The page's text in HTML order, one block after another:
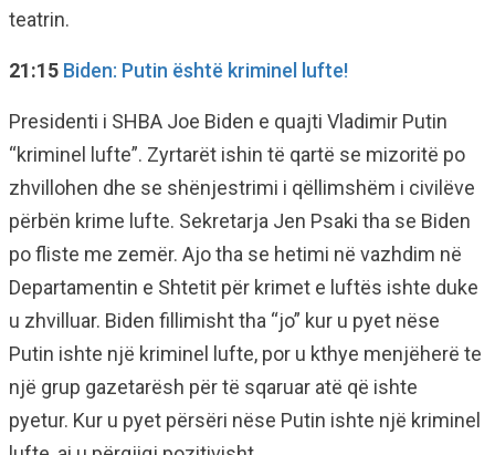
teatrin.
21:15 Biden: Putin është kriminel lufte!
Presidenti i SHBA Joe Biden e quajti Vladimir Putin
“kriminel lufte”. Zyrtarët ishin të qartë se mizoritë po
zhvillohen dhe se shënjestrimi i qëllimshëm i civilëve
përbën krime lufte. Sekretarja Jen Psaki tha se Biden
po fliste me zemër. Ajo tha se hetimi në vazhdim në
Departamentin e Shtetit për krimet e luftës ishte duke
u zhvilluar. Biden fillimisht tha “jo” kur u pyet nëse
Putin ishte një kriminel lufte, por u kthye menjëherë te
një grup gazetarësh për të sqaruar atë që ishte
pyetur. Kur u pyet përsëri nëse Putin ishte një kriminel